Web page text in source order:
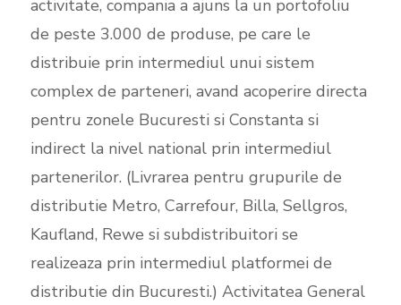
activitate, compania a ajuns la un portofoliu
de peste 3.000 de produse, pe care le
distribuie prin intermediul unui sistem
complex de parteneri, avand acoperire directa
pentru zonele Bucuresti si Constanta si
indirect la nivel national prin intermediul
partenerilor. (Livrarea pentru grupurile de
distributie Metro, Carrefour, Billa, Sellgros,
Kaufland, Rewe si subdistribuitori se
realizeaza prin intermediul platformei de
distributie din Bucuresti.) Activitatea General